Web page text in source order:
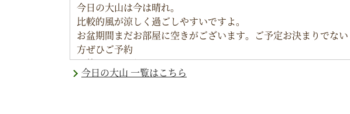
今日の大山は今は晴れ。
比較的風が涼しく過ごしやすいですよ。
お盆期間まだお部屋に空きがございます。ご予定お決まりでない
方ぜひご予約
お待ちしております。
今日の大山 一覧はこちら